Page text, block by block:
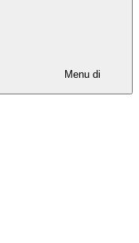
Menu di